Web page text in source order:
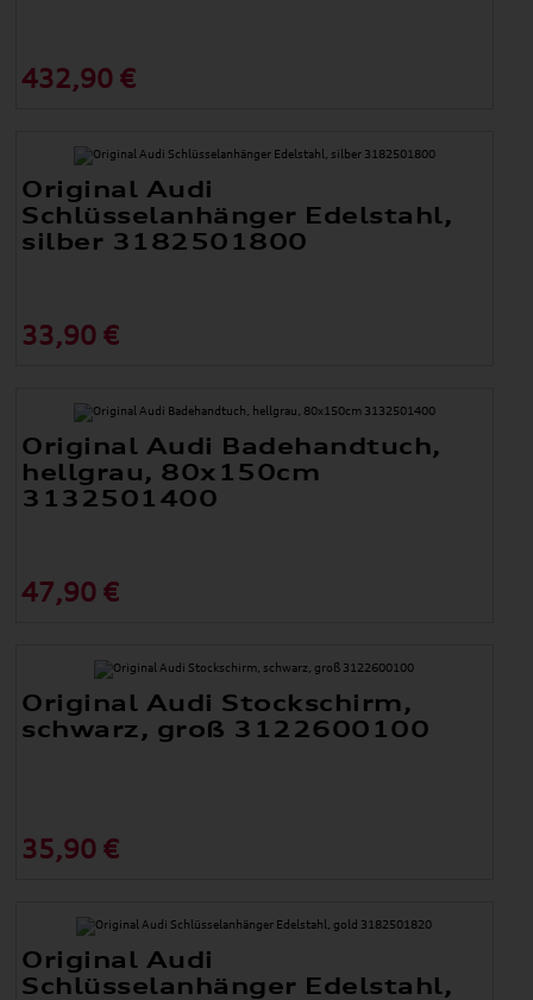
432,90 €
Original Audi
Schlüsselanhänger Edelstahl,
silber 3182501800
33,90 €
Original Audi Badehandtuch,
hellgrau, 80x150cm
3132501400
47,90 €
Original Audi Stockschirm,
schwarz, groß 3122600100
35,90 €
Original Audi
Schlüsselanhänger Edelstahl,